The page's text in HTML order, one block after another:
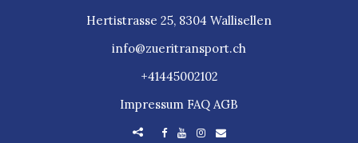
Hertistrasse 25, 8304 Wallisellen
info@zueritransport.ch
+41445002102
Impressum FAQ AGB